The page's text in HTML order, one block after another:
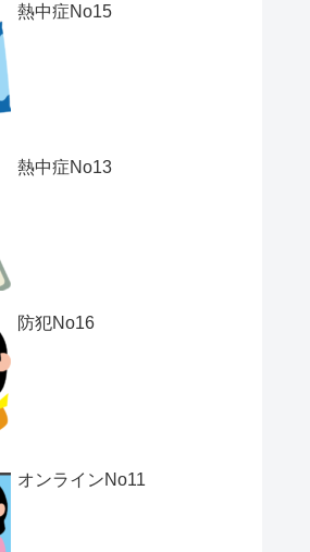
熱中症No15
熱中症No13
防犯No16
オンラインNo11